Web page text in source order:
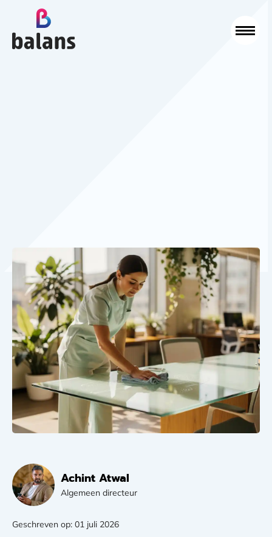
Achint Atwal
Algemeen directeur
Geschreven op: 01 juli 2026